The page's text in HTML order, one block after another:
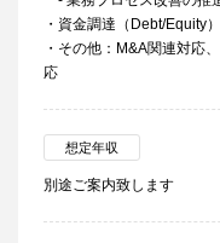
・資金調達（Debt/Equity
・その他：M&A関連対応
応
想定年収
別途ご案内致します